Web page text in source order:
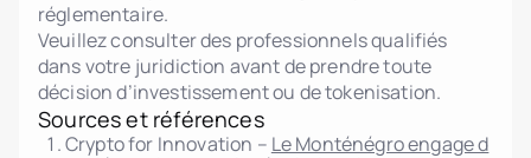
réglementaire.
Veuillez consulter des professionnels qualifiés
dans votre juridiction avant de prendre toute
décision d’investissement ou de tokenisation.
Sources et références
Crypto for Innovation – Le Monténégro engage d